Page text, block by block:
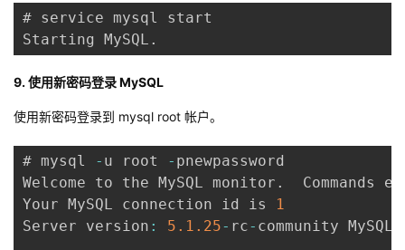
# service mysql start
Starting MySQL .
9. 使用新密码登录 MySQL
使用新密码登录到 mysql root 帐户。
# mysql - u root - pnewpassword
Welcome to the MySQL monitor .
Commands
Your MySQL connection id is
1
Server version : 5.1 .25- rc- community